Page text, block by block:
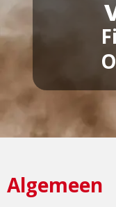
Algemeen